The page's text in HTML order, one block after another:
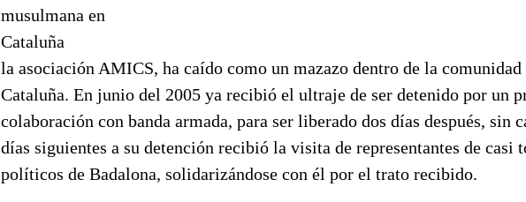
musulmana en
Cataluña
la asociación AMICS, ha caído como un mazazo dentro de la comunidad
Cataluña. En junio del 2005 ya recibió el ultraje de ser detenido por un
colaboración con banda armada, para ser liberado dos días después, sin
días siguientes a su detención recibió la visita de representantes de casi
políticos de Badalona, solidarizándose con él por el trato recibido.